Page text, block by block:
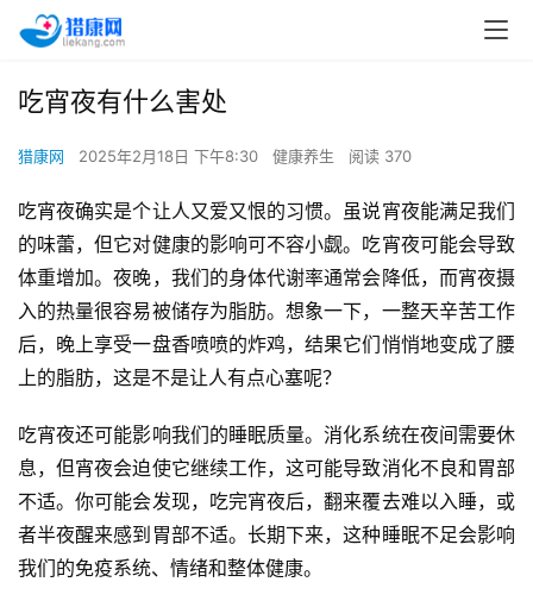
吃宵夜有什么害处
猎康网 2025年2月18日 下午8:30 健康养生 阅读 370
吃宵夜确实是个让人又爱又恨的习惯。虽说宵夜能满足我们
的味蕾，但它对健康的影响可不容小觑。吃宵夜可能会导致
体重增加。夜晚，我们的身体代谢率通常会降低，而宵夜摄
入的热量很容易被储存为脂肪。想象一下，一整天辛苦工作
后，晚上享受一盘香喷喷的炸鸡，结果它们悄悄地变成了腰
上的脂肪，这是不是让人有点心塞呢？
吃宵夜还可能影响我们的睡眠质量。消化系统在夜间需要休
息，但宵夜会迫使它继续工作，这可能导致消化不良和胃部
不适。你可能会发现，吃完宵夜后，翻来覆去难以入睡，或
者半夜醒来感到胃部不适。长期下来，这种睡眠不足会影响
我们的免疫系统、情绪和整体健康。